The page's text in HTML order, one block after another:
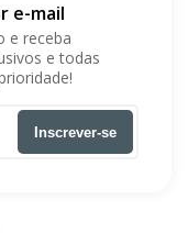
e-mail
e receba
e todas
Inscrever-se